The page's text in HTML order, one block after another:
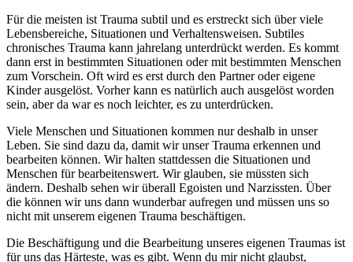
Für die meisten ist Trauma subtil und es erstreckt sich über viele
Lebensbereiche, Situationen und Verhaltensweisen. Subtiles
chronisches Trauma kann jahrelang unterdrückt werden. Es kommt
dann erst in bestimmten Situationen oder mit bestimmten Menschen
zum Vorschein. Oft wird es erst durch den Partner oder eigene
Kinder ausgelöst. Vorher kann es natürlich auch ausgelöst worden
sein, aber da war es noch leichter, es zu unterdrücken.
Viele Menschen und Situationen kommen nur deshalb in unser
Leben. Sie sind dazu da, damit wir unser Trauma erkennen und
bearbeiten können. Wir halten stattdessen die Situationen und
Menschen für bearbeitenswert. Wir glauben, sie müssten sich
ändern. Deshalb sehen wir überall Egoisten und Narzissten. Über
die können wir uns dann wunderbar aufregen und müssen uns so
nicht mit unserem eigenen Trauma beschäftigen.
Die Beschäftigung und die Bearbeitung unseres eigenen Traumas ist
für uns das Härteste, was es gibt. Wenn du mir nicht glaubst,